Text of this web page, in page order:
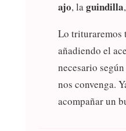
ajo, laguindilla
Lo trituraremos
añadiendo el
necesario
nos convenga.
acompañar un